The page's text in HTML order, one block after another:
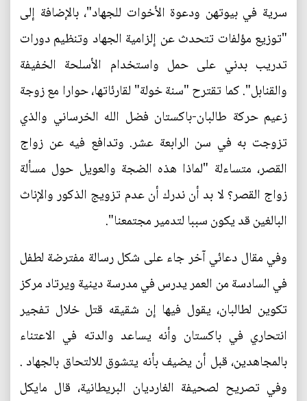
سرية في بيوتهن ودعوة الأخوات للجهاد"، بالإضافة إلى
"توزيع مؤلفات تتحدث عن إلزامية الجهاد وتنظيم دورات
تدريب بدني على حمل واستخدام الأسلحة الخفيفة
والقنابل". كما تقترح "سنة خولة" لقارئاتها، حوارا مع زوجة
زعيم حركة طالبان-باكستان فضل الله الخرساني والذي
تزوجت به في سن الرابعة عشر. وتدافع فيه عن زواج
القصر، متساءلة "لماذا هذه الضجة والعويل حول مسألة
زواج القصر؟ لا بد أن ندرك أن عدم تزويج الذكور والإناث
البالغين قد يكون سببا لتدمير مجتمعنا".
وفي مقال دعائي آخر جاء على شكل رسالة مفترضة لطفل
في السادسة من العمر يدرس في مدرسة دينية ويرتاد مركز
تكوين لطالبان، يقول فيها إن شقيقه قتل خلال تفجير
انتحاري في باكستان وأنه يساعد والدته في الاعتناء
بالمجاهدين، قبل أن يضيف بأنه يتشوق للالتحاق بالجهاد .
وفي تصريح لصحيفة الغارديان البريطانية، قال مايكل